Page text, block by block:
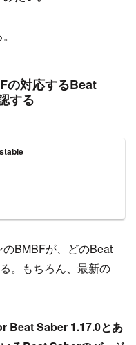
の対応するBeat
する
BMBFが、どのBeat
。もちろん、最新の
Beat Saber 1.17.0とあ